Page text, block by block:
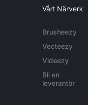
Vårt Närverk
Brusheezy
Vecteezy
Videezy
Bli en
leverantör